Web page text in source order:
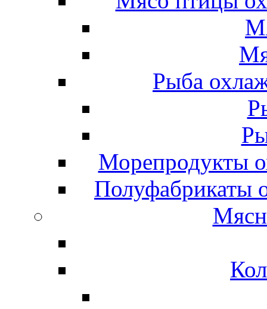
Рыба
Морепродукты
Полуфабрикаты